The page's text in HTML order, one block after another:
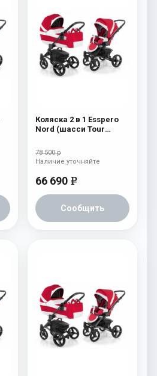
Коляска 2 в 1 Esspero
Nord (шасси Tour
78 500 р
66 690 e
Сообщить
Наличие уточняйте